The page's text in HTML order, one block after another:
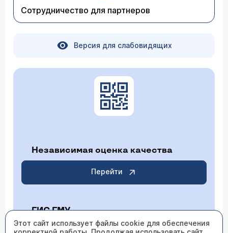
Сотрудничество для партнеров
Версия для слабовидящих
Независимая оценка качества
Перейти
ГИС ГМУ
Этот сайт использует файлы cookie для обеспечения